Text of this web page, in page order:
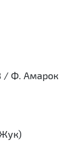
/ Ф. Амарок